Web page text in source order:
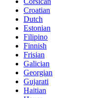
Croatian
Dutch
Estonian
Filipino
Finnish
Frisian
Galician
Georgian
Gujarati
Haitian